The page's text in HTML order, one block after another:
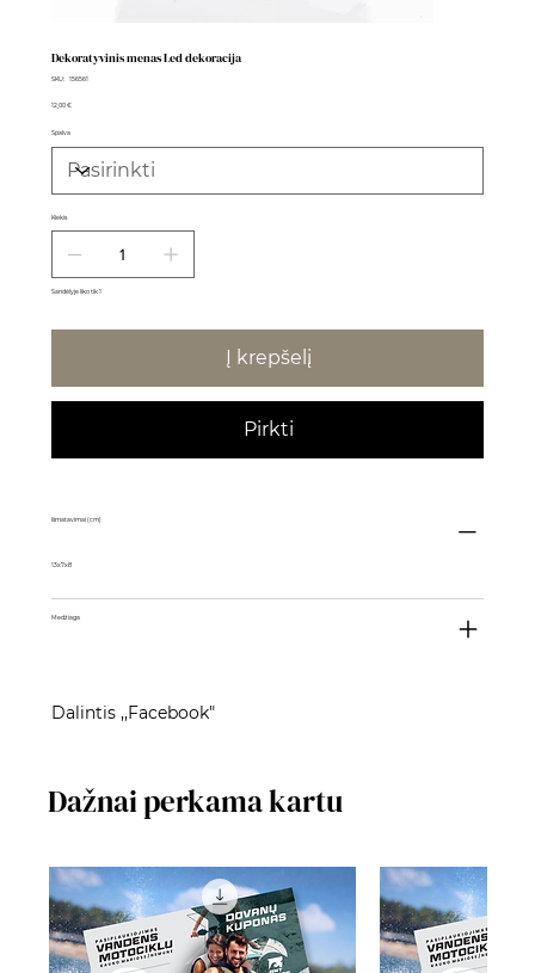
Dekoratyvinis menas Led dekoracija
SKU:
SKU
156561
Kaina
12,00 €
Spalva
Kiekis
Sandėlyje liko tik 1
Į krepšelį
Pirkti
Išmatavimai (cm)
13x7x8
Medžiaga
Dalintis ,,Facebook"
Dažnai perkama kartu